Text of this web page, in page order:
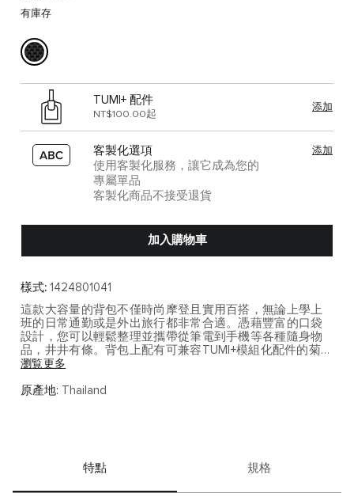
有庫存
TUMI+ 配件
NT$100.00起
添加
客製化選項
使用客製化服務，讓它成為您的
專屬單品
客製化商品不接受退貨
添加
加入購物車
樣式: 1424801041
這款大容量的背包不僅時尚摩登且實用百搭，無論上學上
班的日常通勤或是外出旅行都非常合適。憑藉豐富的口袋
設計，您可以輕鬆整理並攜帶從筆電到手機等各種隨身物
品，井井有條。背包上配有可兼容TUMI+模組化配件的菊繩
設計，進一步增強了背包的功能性。TUMI+配件需單獨購
的辦公出行等多種場景。
的環保精神，讓您繼續與地球同行。
了解更多。
瀏覧更多
原產地: Thailand
特點 規格